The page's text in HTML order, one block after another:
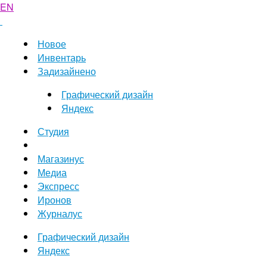
EN
Новое
Инвентарь
Задизайнено
Графический дизайн
Яндекс
Студия
Магазинус
Медиа
Экспресс
Иронов
Журналус
Графический дизайн
Яндекс